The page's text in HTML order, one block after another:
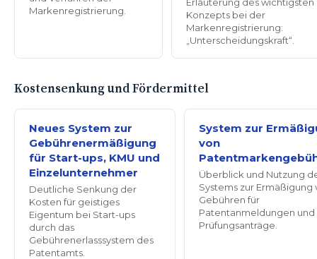
Markenregistrierung.
Konzepts bei der
Markenregistrierung:
„Unterscheidungskraft“.
Kostensenkung und Fördermittel
Neues System zur
Gebührenermäßigung
für Start-ups, KMU und
Einzelunternehmer
Deutliche Senkung der
Kosten für geistiges
Eigentum bei Start-ups
durch das
Gebührenerlasssystem des
Patentamts.
System zur
von
Überblick und Nutzung
Systems zur Ermäßigung
Gebühren für
Patentanmeldungen und
Prüfungsanträge.